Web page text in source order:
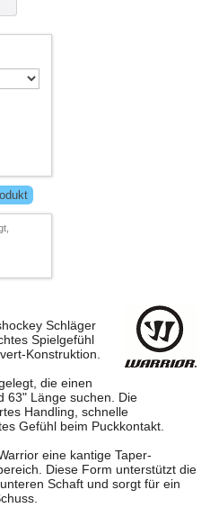
Schläger
Spielgefühl
Konstruktion.
die einen
63" Länge suchen. Die
Handling, schnelle
Gefühl beim Puckkontakt.
eine kantige Taper-
Diese Form unterstützt die
Schaft und sorgt für ein